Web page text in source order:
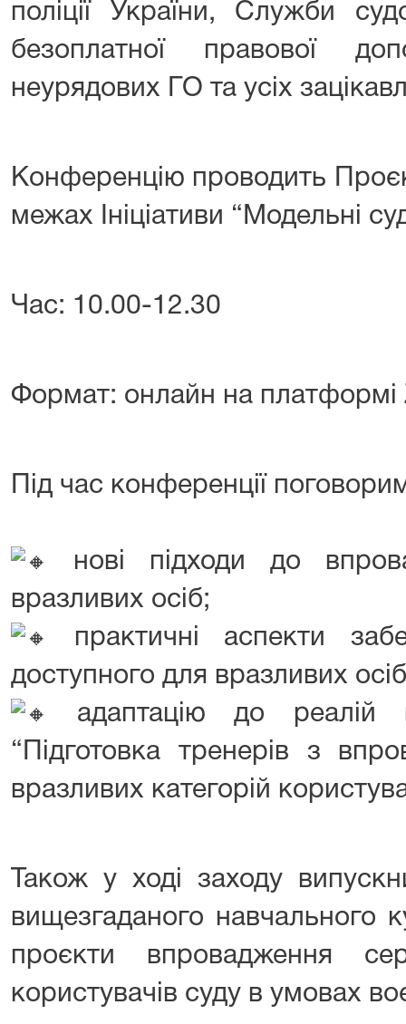
поліції України, Служби
безоплатної правової
неурядових ГО та усіх
Конференцію проводить
межах Ініціативи “Модельні
Час: 10.00-12.30
Формат: онлайн на платформі
Під час конференції
нові підходи до
вразливих осіб;
практичні аспекти
доступного для вразливих
адаптацію до реалій
“Підготовка тренерів з
вразливих категорій
Також у ході заходу
вищезгаданого навчального
проєкти впровадження
користувачів суду в умовах